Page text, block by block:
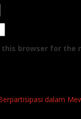
this browser for the
dalam